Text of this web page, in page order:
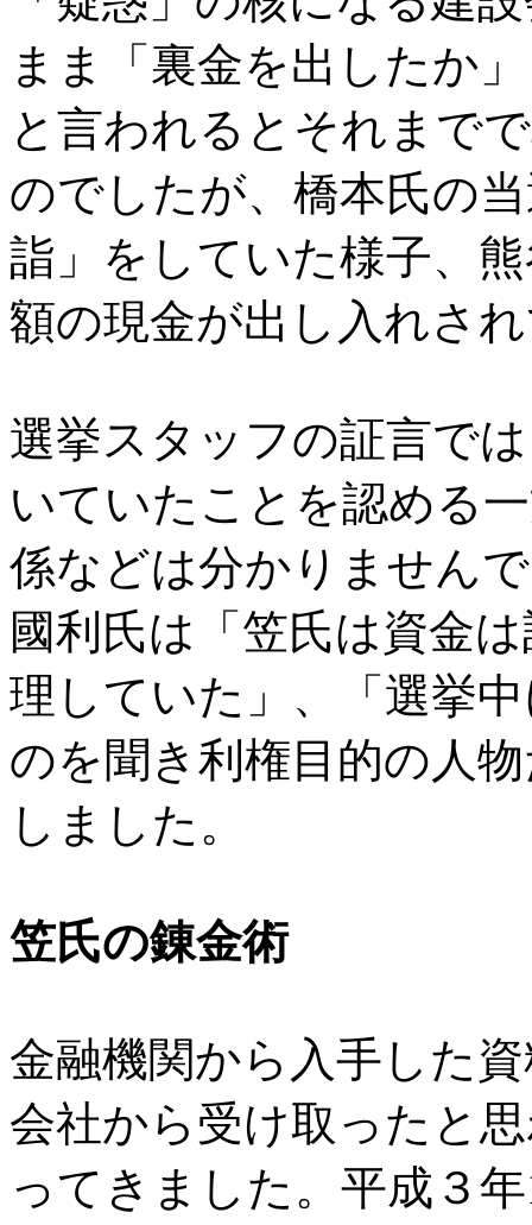
まま「裏金を出したか
と言われるとそれまで
のでしたが、橋本氏の
詣」をしていた様子、
額の現金が出し入れさ
選挙スタッフの証言で
いていたことを認める
係などは分かりません
國利氏は「笠氏は資金
理していた」、「選挙
のを聞き利権目的の人
しました。
笠氏の錬金術
金融機関から入手した
会社から受け取ったと
ってきました。平成３